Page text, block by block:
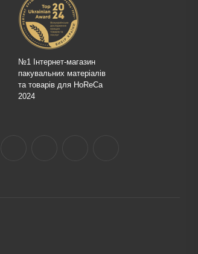
№1 Інтернет-магазин
пакувальних матеріалів
та товарів для HoReCa
2024